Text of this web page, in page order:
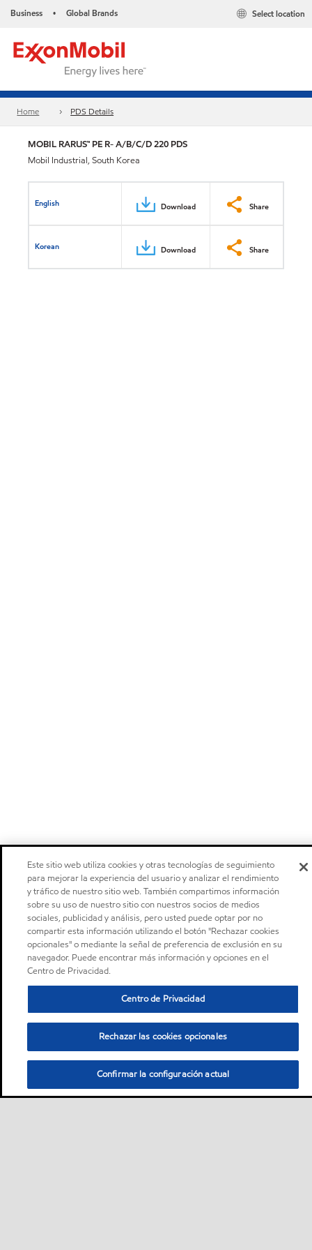
Business • Global Brands Select location
Home PDS Details
MOBIL RARUS™ PE R- A/B/C/D 220 PDS
Mobil Industrial, South Korea
English Download Share
Korean Download Share
Este sitio web utiliza cookies y otras tecnologías de seguimiento
para mejorar la experiencia del usuario y analizar el rendimiento
y tráfico de nuestro sitio web. También compartimos información
sobre su uso de nuestro sitio con nuestros socios de medios
sociales, publicidad y análisis, pero usted puede optar por no
compartir esta información utilizando el botón "Rechazar cookies
opcionales" o mediante la señal de preferencia de exclusión en su
navegador. Puede encontrar más información y opciones en el
Centro de Privacidad.
Centro de Privacidad
Rechazar las cookies opcionales
Confirmar la configuración actual